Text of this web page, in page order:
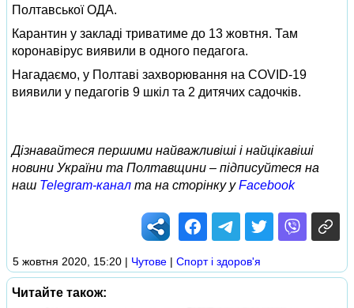
Полтавської ОДА.
Карантин у закладі триватиме до 13 жовтня. Там
коронавірус виявили в одного педагога.
Нагадаємо, у Полтаві захворювання на COVID-19
виявили у педагогів 9 шкіл та 2 дитячих садочків.
Дізнавайтеся першими найважливіші і найцікавіші
новини України та Полтавщини – підписуйтеся на
наш Telegram-канал та на сторінку уFacebook
5 жовтня 2020, 15:20 | Чутове | Спорт і здоров'я
Читайте також: